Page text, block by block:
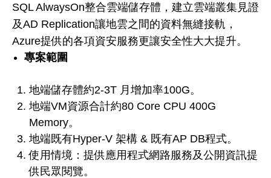
SQL AlwaysOn整合雲端儲存體，建立雲端叢集見證
及AD Replication讓地雲之間的資料無縫接軌，
Azure提供的各項資安服務更讓安全性大大提升。
專案範圍
地端儲存體約2-3T 月增加率100G。
地端VM資源合計約80 Core CPU 400G
Memory。
地端既有Hyper-V 架構 & 既有AP DB程式。
使用情境：提供應用程式網路服務及公開資訊提
供民眾閱覽。